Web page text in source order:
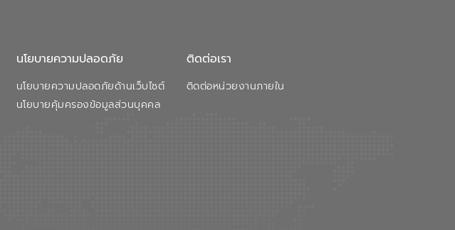
นโยบายความปลอดภัย
นโยบายความปลอดภัยด้านเว็บไซต์
นโยบายคุ้มครองข้อมูลส่วนบุคคล
ติดต่อเรา
ติดต่อหน่วยงานภายใน